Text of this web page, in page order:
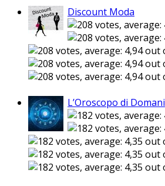
Discount Moda
L’Oroscopo di Domani